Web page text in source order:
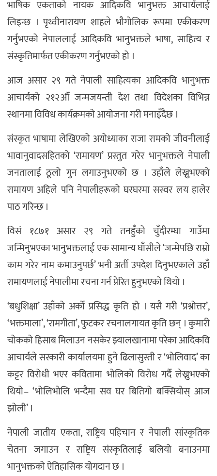
भाषिक एकताको नायक आदिकवि भानुभक्त आचार्यलाई
लिइन्छ । पृथ्वीनारायण शाहले भौगोलिक रूपमा एकीकरण
गर्नुभएको नेपाललाई आदिकवि भानुभक्तले भाषा, साहित्य र
संस्कृतिमार्फत एकीकरण गर्नुभएको हो ।
आज असार २९ गते नेपाली साहित्यका आदिकवि भानुभक्त
आचार्यको २१२औँ जन्मजयन्ती देश तथा विदेशका विभिन्न
स्थानमा विविध कार्यक्रमको आयोजना गरी मनाइँदैछ ।
संस्कृत भाषामा लेखिएको अयोध्याका राजा रामको जीवनीलाई
भावानुवादसहितको ‘रामायण’ प्रस्तुत गरेर भानुभक्तले नेपाली
जनतालाई ठूलो गुन लगाउनुभएको छ । उहाँले लेख्नुभएको
रामायण अहिले पनि नेपालीहरूको घरघरमा सस्वर लय हालेर
पाठ गरिन्छ ।
विसं १८७१ असार २९ गते तनहुँको चुँदीरम्घा गाउँमा
जन्मिनुभएका भानुभक्तलाई एक सामान्य घाँसीले ‘जन्मेपछि राम्रो
काम गरेर नाम कमाउनुपर्छ’ भनी अर्ती उपदेश दिनुभएकाले उहाँ
रामायणलाई नेपालीमा रचना गर्न प्रेरित हुनुभएको थियो ।
‘बधुशिक्षा’ उहाँको अर्को प्रसिद्ध कृति हो । यसै गरी ‘प्रश्नोत्तर’,
‘भक्तमाला’, ‘रामगीता’, फुटकर रचनालगायत कृति छन् । कुमारी
चोकको हिसाब मिलाउन नसकेर झ्यालखानामा परेका आदिकवि
आचार्यले सरकारी कार्यालयमा हुने ढिलासुस्ती र ‘भोलिवाद’ का
कट्टर विरोधी भएर कवितामा भोलिको विरोध गर्दै लेख्नुभएको
थियो– ‘भोलिभोलि भन्दैमा सव घर बितिगो बक्सियोस् आज
झोली’ ।
नेपाली जातीय एकता, राष्ट्रिय पहिचान र नेपाली सांस्कृतिक
चेतना जगाउन र राष्ट्रिय संस्कृतिलाई बलियो बनाउनमा
भानुभक्तको ऐतिहासिक योगदान छ ।